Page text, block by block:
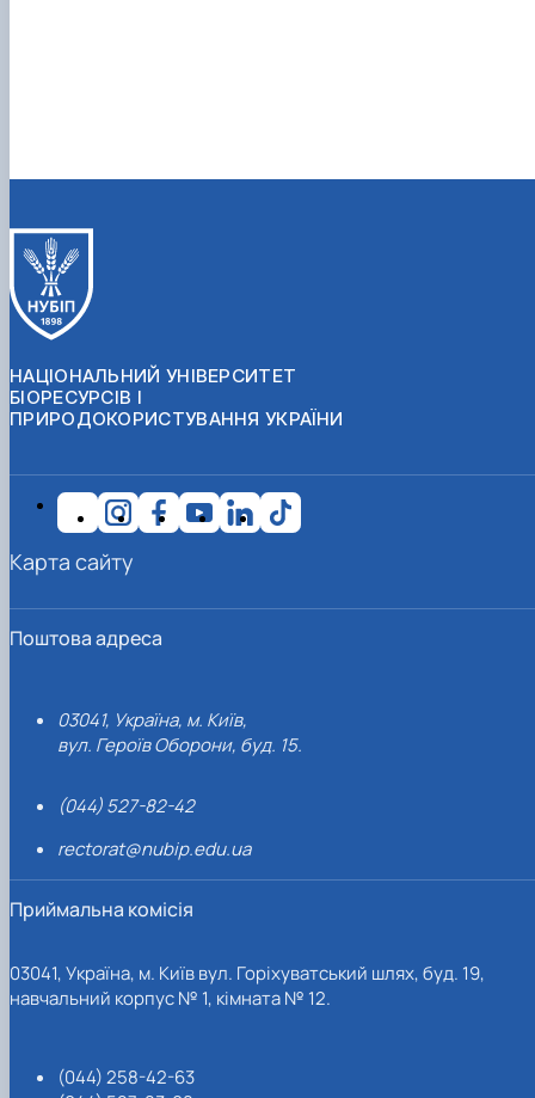
НАЦІОНАЛЬНИЙ УНІВЕРСИТЕТ
БІОРЕСУРСІВ І
ПРИРОДОКОРИСТУВАННЯ УКРАЇНИ
Поштова адреса
03041, Україна, м. Київ,
вул. Героїв Оборони, буд. 15.
(044) 527-82-42
rectorat@nubip.edu.ua
Приймальна комісія
03041, Україна, м. Київ вул. Горіхуватський шлях, буд. 19,
навчальний корпус № 1, кімната № 12.
(044) 258-42-63
Карта сайту